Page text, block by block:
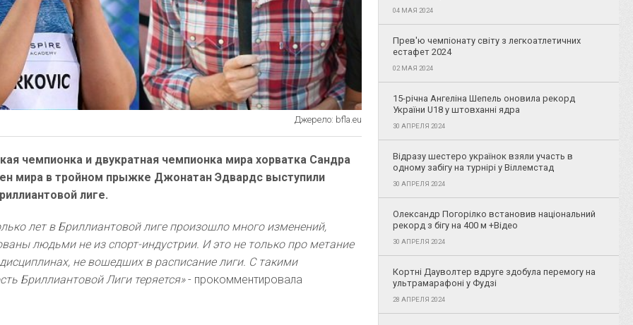
Джерело: bfla.eu
чемпионка и двукратная чемпионка мира хорватка Сандра
мира в тройном прыжке Джонатан Эдвардс выступили
лиге.
лет в Бриллиантовой лиге произошло много изменений,
людьми не из спорт-индустрии. И это не только про метание
не вошедших в расписание лиги. С такими
Бриллиантовой Лиги теряется»- прокомментировала
04 МАЯ 2024
Прев'ю чемпіонату світу з легкоатлетичних
естафет 2024
02 МАЯ 2024
15-річна Ангеліна Шепель оновила рекорд
України U18 у штовханні ядра
30 АПРЕЛЯ 2024
Відразу шестеро українок взяли участь в
одному забігу на турнірі у Віллемстад
30 АПРЕЛЯ 2024
Олександр Погорілко встановив національний
рекорд з бігу на 400 м +Відео
30 АПРЕЛЯ 2024
Кортні Дауволтер вдруге здобула перемогу на
ультрамарафоні у Фудзі
28 АПРЕЛЯ 2024